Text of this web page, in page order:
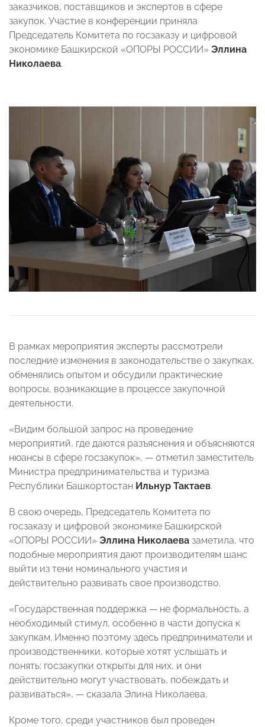
заказчиков, поставщиков и экспертов в сфере
закупок. Участие в конференции приняла
Председатель Комитета по госзаказу и цифровой
экономике Башкирской «ОПОРЫ РОССИИ» Эллина
Николаева.
В рамках мероприятия эксперты рассмотрели
последние изменения в законодательстве о закупках,
обменялись опытом и обсудили практические
вопросы, возникающие в процессе закупочной
деятельности.
«Видим большой запрос на проведение
мероприятий, где даются разъяснения и объясняются
нюансы в сфере госзакупок», — отметил заместитель
Министра предпринимательства и туризма
Республики Башкортостан Ильнур Тактаев.
В свою очередь, Председатель Комитета по
госзаказу и цифровой экономике Башкирской
«ОПОРЫ РОССИИ» Эллина Николаева заметила, что
подобные мероприятия дают производителям шанс
выйти из тени номинального участия и
действительно развивать свое производство.
«Государственная поддержка — не формальность, а
необходимый стимул, особенно в части допуска к
закупкам. Именно поэтому здесь предприниматели и
производственники, которые хотят услышать и
понять: госзакупки открыты для них, и они
действительно могут участвовать, побеждать и
развиваться», — сказала Элина Николаева.
Кроме того, среди участников был проведен